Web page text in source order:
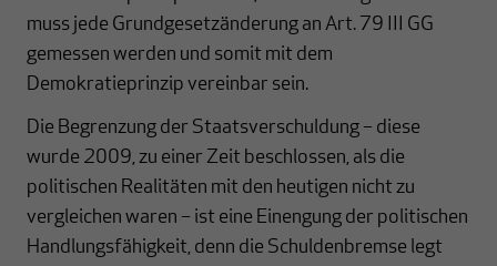
muss jede Grundgesetzänderung an Art. 79 III GG
gemessen werden und somit mit dem
Demokratieprinzip vereinbar sein.
Die Begrenzung der Staatsverschuldung – diese
wurde 2009, zu einer Zeit beschlossen, als die
politischen Realitäten mit den heutigen nicht zu
vergleichen waren – ist eine Einengung der politischen
Handlungsfähigkeit, denn die Schuldenbremse legt